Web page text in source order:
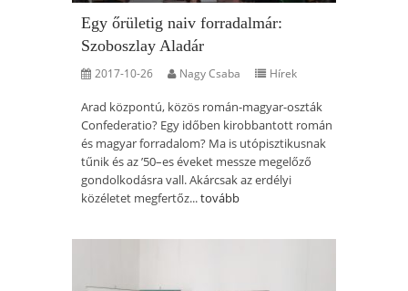
Egy őrületig naiv forradalmár:
Szoboszlay Aladár
2017-10-26 Nagy Csaba Hírek
Arad központú, közös román-magyar-oszták
Confederatio? Egy időben kirobbantott román
és magyar forradalom? Ma is utópisztikusnak
tűnik és az ’50–es éveket messze megelőző
gondolkodásra vall. Akárcsak az erdélyi
közéletet megfertőz...tovább